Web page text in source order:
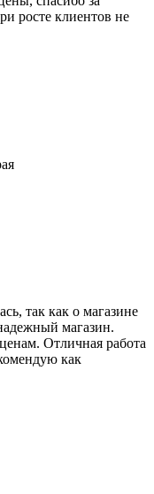
росте клиентов не
так как о магазине
магазин.
Отличная работа
как